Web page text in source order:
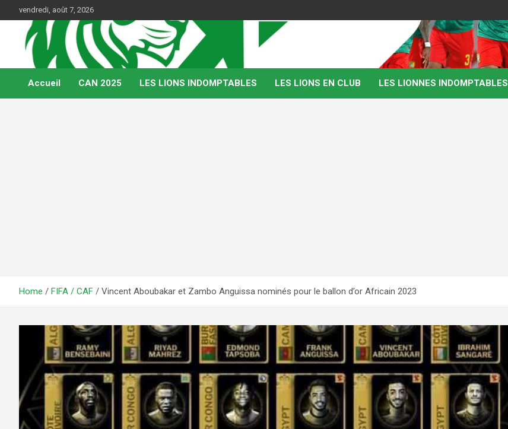
to
content
vendredi, août 7, 2026
Kamerfoot
Web Magazine du football camerounais
Accueil CAN 2025 LES LIONS INDOMPTABLES LES LIONS EN CLUB LES LIONNES INDOMPTABLES
Home FIFA / CAF Vincent Aboubakar et Zambo Anguissa nominés pour le ballon d’or Africain 2023